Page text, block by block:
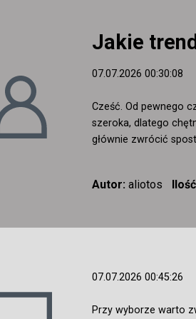
Jakie
07.07.2026 00:30:08
Cześć. Od pewnego
szeroka, dlatego
głównie zwrócić
Autor: aliotos
07.07.2026 00:45:26
Przy wyborze warto